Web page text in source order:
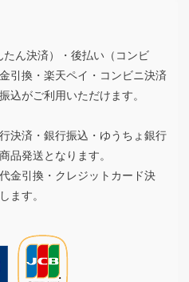
ん決済）・後払い（コンビ
引換・楽天ペイ・コンビニ決済
込がご利用いただけます。
決済・銀行振込・ゆうちょ銀行
品発送となります。
金引換・クレジットカード決
ます。